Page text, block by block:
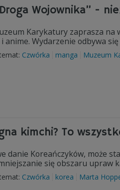
Wojownika” -
Karykatury zaprasza na
anime. Wydarzenie odbywa
Czwórka manga Muzeum
kimchi? To
danie Koreańczyków, może
się obszaru upraw
Czwórka korea Marta